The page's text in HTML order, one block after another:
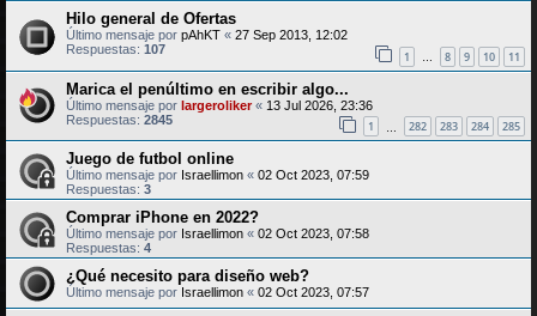
Hilo general de Ofertas
Último mensaje por pAhKT « 27 Sep 2013, 12:02
Respuestas: 107 1 … 8 9 10 11
Marica el penúltimo en escribir algo...
Último mensaje por largeroliker« 13 Jul 2026, 23:36
Respuestas: 2845 1 282 283 284 285
Juego de futbol online
Último mensaje por Israellimon « 02 Oct 2023, 07:59
Respuestas: 3
Comprar iPhone en 2022?
Último mensaje por Israellimon « 02 Oct 2023, 07:58
Respuestas: 4
¿Qué necesito para diseño web?
Último mensaje por Israellimon « 02 Oct 2023, 07:57